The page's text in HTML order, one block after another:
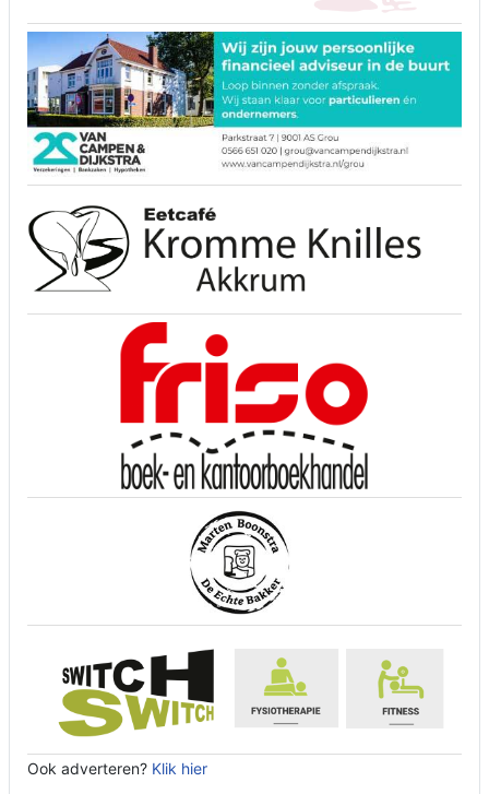
Ook adverteren? Klik hier